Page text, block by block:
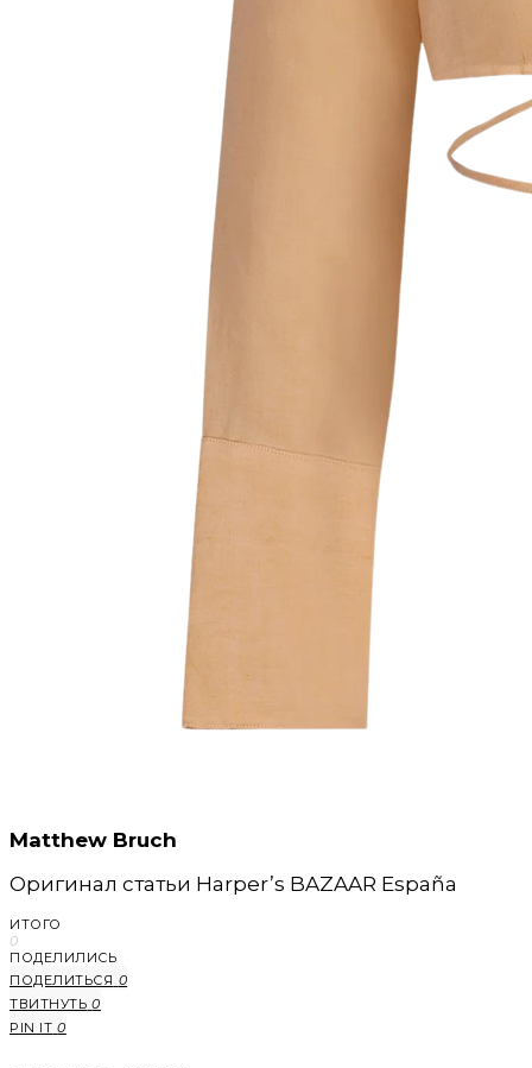
Matthew Bruch
Оригинал статьи Harper’s BAZAAR España
ИТОГО
0
ПОДЕЛИЛИСЬ
ПОДЕЛИТЬСЯ 0
ТВИТНУТЬ 0
PIN IT 0